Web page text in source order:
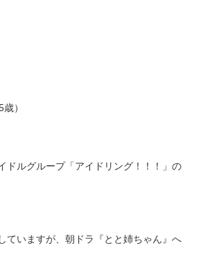
）
ドルグループ「アイドリング！！！」の
ていますが、朝ドラ『とと姉ちゃん』へ